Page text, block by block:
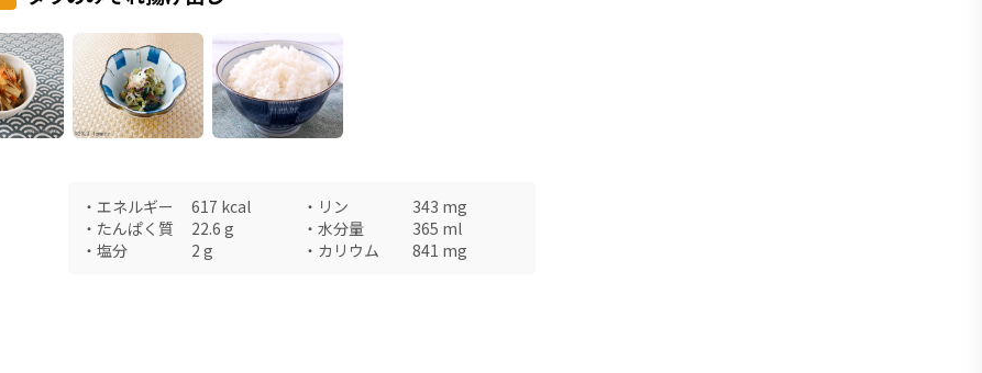
・ エネルギー 617 kcal ・ リン 343 mg
・ たんぱく質 22.6 g ・ 水分量 365 ml
・ 塩分 2 g ・ カリウム 841 mg